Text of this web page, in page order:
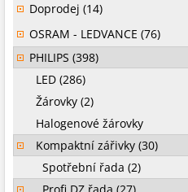
Doprodej (14)
OSRAM - LEDVANCE (76)
PHILIPS (398)
LED (286)
Žárovky (2)
Halogenové žárovky
Kompaktní zářivky (30)
Spotřební řada (2)